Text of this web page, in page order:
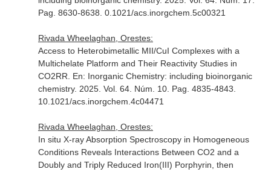
Pag. 8630-8638. 0.1021/acs.inorgchem.5c00321
Rivada Wheelaghan, Orestes:
Access to Heterobimetallic MII/CuI Complexes with a
Multichelate Platform and Their Reactivity Studies in
CO2RR. En: Inorganic Chemistry: including bioinorganic
chemistry. 2025. Vol. 64. Núm. 10. Pag. 4835-4843.
10.1021/acs.inorgchem.4c04471
Rivada Wheelaghan, Orestes:
In situ X-ray Absorption Spectroscopy in Homogeneous
Conditions Reveals Interactions Between CO2 and a
Doubly and Triply Reduced Iron(III) Porphyrin, then